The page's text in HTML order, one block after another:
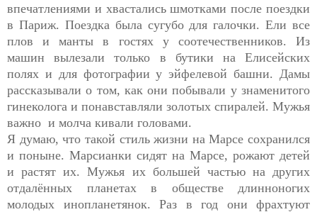
впечатлениями и хвастались шмотками после поездки
в Париж. Поездка была сугубо для галочки. Ели все
плов и манты в гостях у соотечественников. Из
машин вылезали только в бутики на Елисейских
полях и для фотографии у эйфелевой башни. Дамы
рассказывали о том, как они побывали у знаменитого
гинеколога и понавставляли золотых спиралей. Мужья
важно и молча кивали головами.
Я думаю, что такой стиль жизни на Марсе сохранился
и поныне. Марсианки сидят на Марсе, рожают детей
и растят их. Мужья их большей частью на других
отдалённых планетах в обществе длинноногих
молодых инопланетянок. Раз в год они фрахтуют